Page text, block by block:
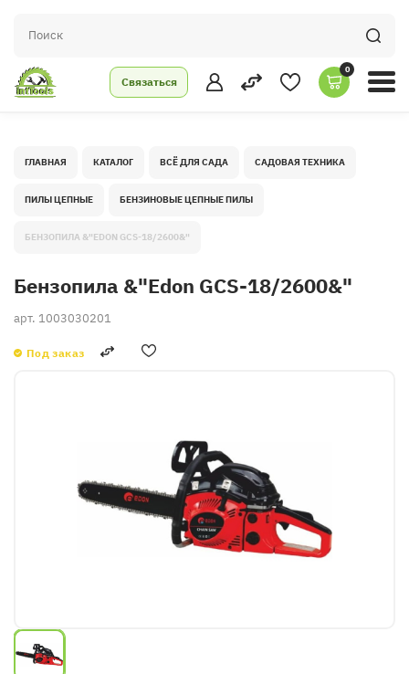
Связаться
0
ГЛАВНАЯ КАТАЛОГ ВСЁ ДЛЯ САДА САДОВАЯ ТЕХНИКА
ПИЛЫ ЦЕПНЫЕ БЕНЗИНОВЫЕ ЦЕПНЫЕ ПИЛЫ
БЕНЗОПИЛА &"EDON GCS-18/2600&"
Бензопила &"Edon GCS-18/2600&"
Под заказ
арт. 1003030201